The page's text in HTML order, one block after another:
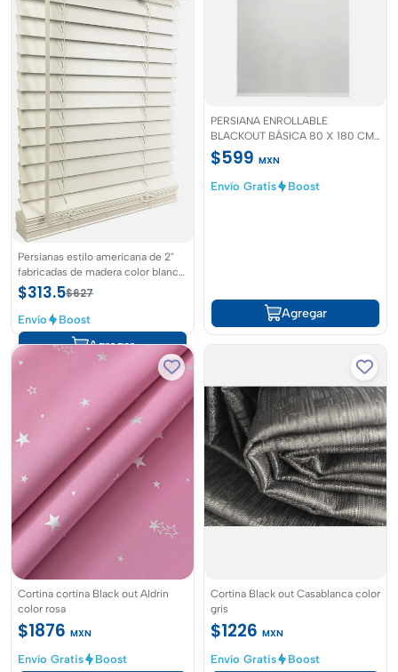
Persianas estilo americana de 2"
fabricadas de madera color blanco
con medidas 78cm x 91cm
$313.5$627
Envío Boost
Agregar
PERSIANA ENROLLABLE
BLACKOUT BÁSICA 80 X 180 CM
BLANCO
$599 MXN
Envío Gratis
Boost
Agregar
Cortina cortina Black out Aldrin
color rosa
$1876 MXN
Envío Gratis
Boost
Cortina Black out Casablanca color
gris
$1226 MXN
Envío Gratis
Boost